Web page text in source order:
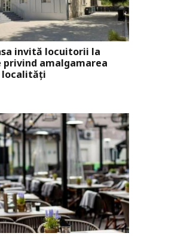
invită locuitorii la
amalgamarea
localități